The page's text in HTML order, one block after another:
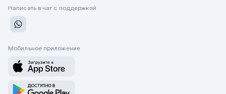
Написать в чат с поддержкой
Мобильное приложение